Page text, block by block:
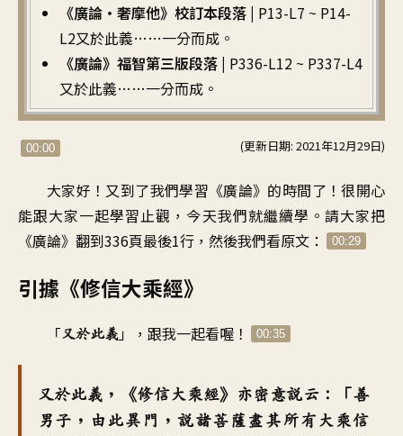
《廣論・奢摩他》校訂本段落 | P13-L7 ~ P14-
L2又於此義……一分而成。
《廣論》福智第三版段落 | P336-L12 ~ P337-L4
又於此義……一分而成。
(更新日期: 2021年12月29日)
00:00
大家好 ！ 又到了我們學習《廣論》的時間了 ！很開心
能跟大家一起學習止觀 ，今天我們就繼續學 。 請大家把
《廣論》 翻到336頁最後1行 ， 然後我們看原文 ： 00:29
引據《修信大乘經》
「又於此義」， 跟我一起看喔 ！ 00:35
又於此義 ，《修信大乘經》亦密意說云 ：「善
男子 ， 由此異門 ，說諸菩薩盡其所有 大乘信